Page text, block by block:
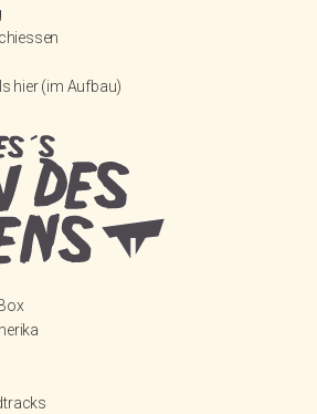
hier (im Aufbau)